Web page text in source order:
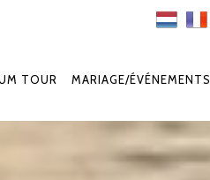
TOUR MARIAGE/ÉVÉNEMENTS